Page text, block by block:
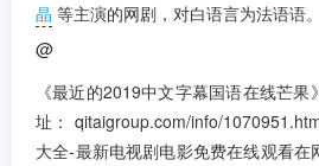
晶 等主演的网剧，对白语言为法语语。
@
《最近的2019中文字幕国语在线芒
址： qitaigroup.com/info/
大全-最新电视剧电影免费在线观看在